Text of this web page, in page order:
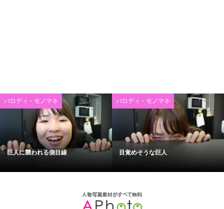
パロディ・モノマネ
巨人に襲われる側目線
パロディ・モノマネ
目覚めそうな巨人